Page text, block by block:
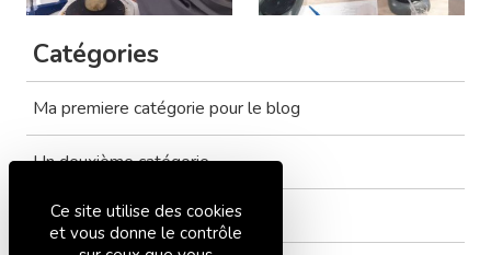
Catégories
Ma premiere catégorie pour le blog
Un deuxième catégorie
Tout voir
Ce site utilise des cookies
et vous donne le contrôle